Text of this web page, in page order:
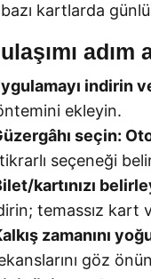
kartlarda
adım
indirin
ekleyin.
seçin:
seçeneği
kartınızı
temassız kart
zamanını
göz